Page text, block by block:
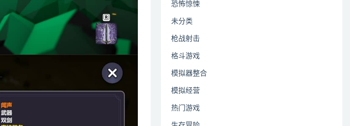
恐怖惊悚
未分类
枪战射击
格斗游戏
模拟器整合
模拟经营
热门游戏